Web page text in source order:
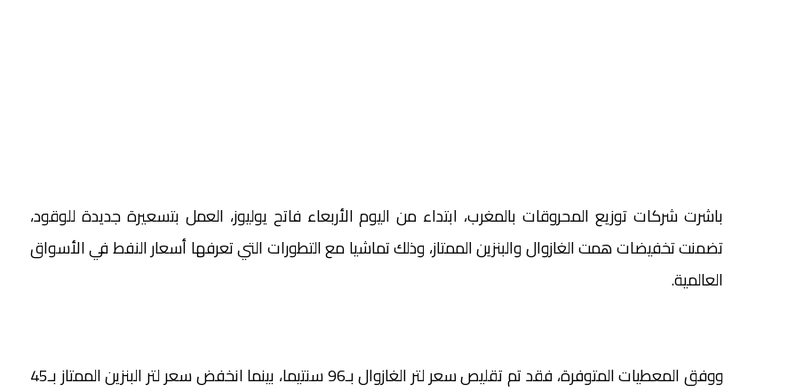
باشرت شركات توزيع المحروقات بالمغرب، ابتداء من اليوم الأربعاء فاتح يوليوز، العمل بتسعيرة جديدة للوقود،
تضمنت تخفيضات همت الغازوال والبنزين الممتاز، وذلك تماشيا مع التطورات التي تعرفها أسعار النفط في الأسواق
العالمية.
ووفق المعطيات المتوفرة، فقد تم تقليص سعر لتر الغازوال بـ96 سنتيما، بينما انخفض سعر لتر البنزين الممتاز بـ45